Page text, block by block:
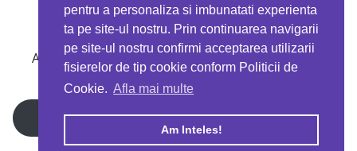
pentru a personaliza si imbunatati experienta
ta pe site-ul nostru. Prin continuarea navigarii
pe site-ul nostru confirmi acceptarea utilizarii
fisierelor de tip cookie conform Politicii de
Cookie. Afla mai multe
Am Inteles!
Copyright © 2026 EAT & TRACK S.R.L
MYPROTEIN
Ai 40%reducere la orice comandă folosind codul
EATTRACK
Profită acum